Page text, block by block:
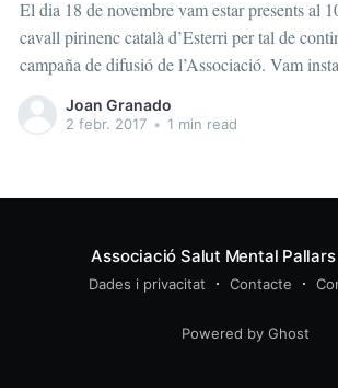
El dia 18 de novembre vam estar presents al
cavall pirinenc català d’Esterri per tal de
campaña de difusió de l’Associació. Vam
paradeta amb collars, arracades i altres obres
nosaltres mateixos als tallers de ceràmica.
Joan Granado
2 febr. 2017 • 1 min read
Associació Salut Mental Pallars
Dades i privacitat Contacte
Powered by Ghost